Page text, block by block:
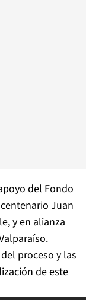
del Fondo
Juan
y en alianza
proceso y las
de este